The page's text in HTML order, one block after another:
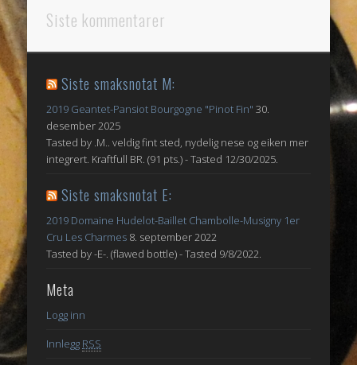
Siste kommentarer
Siste smaksnotat M:
2019 Geantet-Pansiot Bourgogne "Pinot Fin" 30.
desember 2025
Tasted by .M.. veldig fint sted, nydelig nese og eiken mer
integrert. Kraftfull BR. (91 pts.) - Tasted 12/30/2025.
Siste smaksnotat E:
2019 Domaine Hudelot-Baillet Chambolle-Musigny 1er
Cru Les Charmes 8. september 2022
Tasted by -E-. (flawed bottle) - Tasted 9/8/2022.
Meta
Logg inn
Innlegg RSS